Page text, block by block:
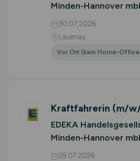
Minden-Hannover
30.07.2026
Lauenau
Vor Ort (kein Home-
Kraftfahrerin (m/
EDEKA
Minden-Hannover
29.07.2026